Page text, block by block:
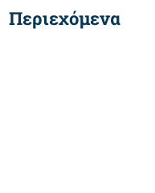
Περιεχόμενα